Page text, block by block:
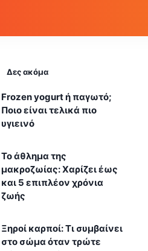
Δες ακόμα
Frozen yogurt ή παγωτό;
Ποιο είναι τελικά πιο
υγιεινό
Το άθλημα της
μακροζωίας: Χαρίζει έως
και 5 επιπλέον χρόνια
ζωής
Ξηροί καρποί: Τι συμβαίνει
στο σώμα όταν τρώτε